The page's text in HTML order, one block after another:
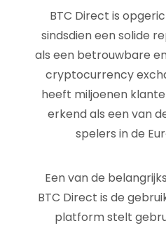
BTC Direct is
sindsdien een solide
als een betrouwbare
cryptocurrency
heeft miljoenen
erkend als een van
spelers in de
Een van de
BTC Direct is de
platform stelt